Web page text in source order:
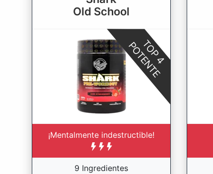
Old School
TOP 4
POTENTE
¡Mentalmente indestructible!
9 Ingredientes